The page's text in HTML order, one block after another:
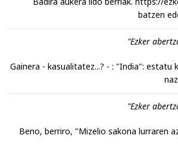
batzen
"Ezker
Gainera - kasualitatez...? - : "India": estatu
"Ezker
Beno, berriro, "Mizelio sakona lurraren